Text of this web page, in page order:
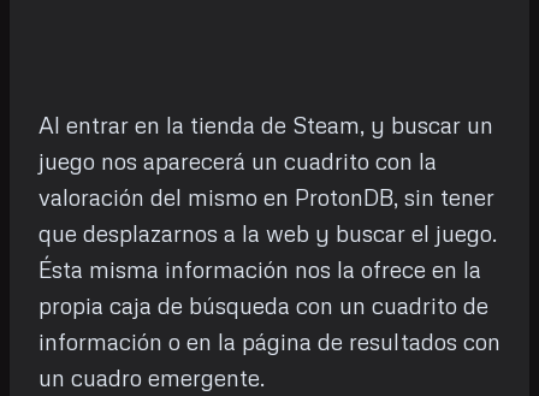
Al entrar en la tienda de Steam, y buscar un
juego nos aparecerá un cuadrito con la
valoración del mismo en ProtonDB, sin tener
que desplazarnos a la web y buscar el juego.
Ésta misma información nos la ofrece en la
propia caja de búsqueda con un cuadrito de
información o en la página de resultados con
un cuadro emergente.